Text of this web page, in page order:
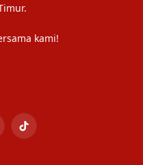
kami!
TikTok